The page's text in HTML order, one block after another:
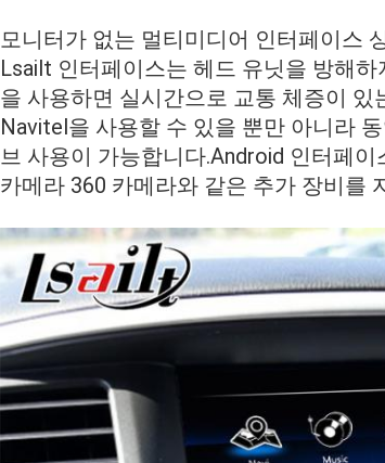
모니터가 없는 멀티미디어 인터페이스
Lsailt 인터페이스는 헤드 유닛을 방해
을 사용하면 실시간으로 교통 체증이 있
Navitel을 사용할 수 있을 뿐만 아니라
브 사용이 가능합니다.Android 인터페
카메라 360 카메라와 같은 추가 장비를